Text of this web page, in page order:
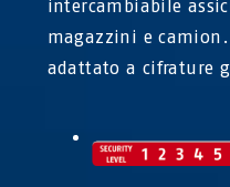
intercambiabile
magazzini e camion.
adattato a cifrature